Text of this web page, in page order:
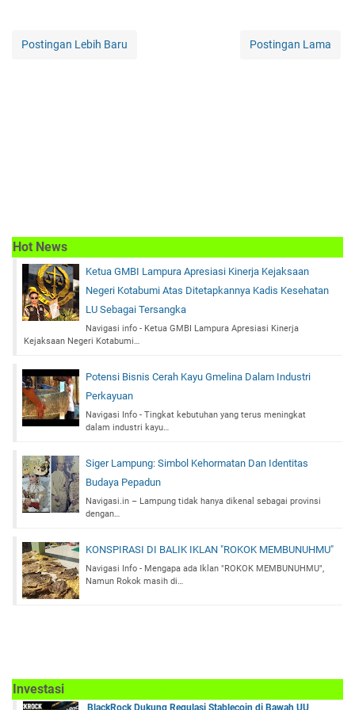
Postingan Lebih Baru Postingan Lama
Hot News
Ketua GMBI Lampura Apresiasi Kinerja Kejaksaan
Negeri Kotabumi Atas Ditetapkannya Kadis Kesehatan
LU Sebagai Tersangka
Navigasi info - Ketua GMBI Lampura Apresiasi Kinerja
Kejaksaan Negeri Kotabumi…
Potensi Bisnis Cerah Kayu Gmelina Dalam Industri
Perkayuan
Navigasi Info - Tingkat kebutuhan yang terus meningkat
dalam industri kayu…
Siger Lampung: Simbol Kehormatan Dan Identitas
Budaya Pepadun
Navigasi.in – Lampung tidak hanya dikenal sebagai provinsi
dengan…
KONSPIRASI DI BALIK IKLAN "ROKOK MEMBUNUHMU"
Navigasi Info - Mengapa ada Iklan "ROKOK MEMBUNUHMU",
Namun Rokok masih di…
Investasi